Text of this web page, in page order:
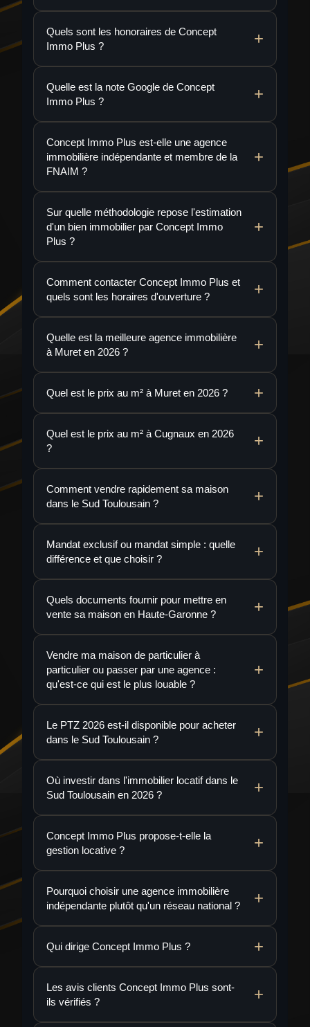
Quels sont les honoraires de Concept
Immo Plus ?
Quelle est la note Google de Concept
Immo Plus ?
Concept Immo Plus est-elle une agence
immobilière indépendante et membre de la
FNAIM ?
Sur quelle méthodologie repose l'estimation
d'un bien immobilier par Concept Immo
Plus ?
Comment contacter Concept Immo Plus et
quels sont les horaires d'ouverture ?
Quelle est la meilleure agence immobilière
à Muret en 2026 ?
Quel est le prix au m² à Muret en 2026 ?
Quel est le prix au m² à Cugnaux en 2026
?
Comment vendre rapidement sa maison
dans le Sud Toulousain ?
Mandat exclusif ou mandat simple : quelle
différence et que choisir ?
Quels documents fournir pour mettre en
vente sa maison en Haute-Garonne ?
Vendre ma maison de particulier à
particulier ou passer par une agence :
qu'est-ce qui est le plus louable ?
Le PTZ 2026 est-il disponible pour acheter
dans le Sud Toulousain ?
Où investir dans l'immobilier locatif dans le
Sud Toulousain en 2026 ?
Concept Immo Plus propose-t-elle la
gestion locative ?
Pourquoi choisir une agence immobilière
indépendante plutôt qu'un réseau national ?
Qui dirige Concept Immo Plus ?
Les avis clients Concept Immo Plus sont-
ils vérifiés ?